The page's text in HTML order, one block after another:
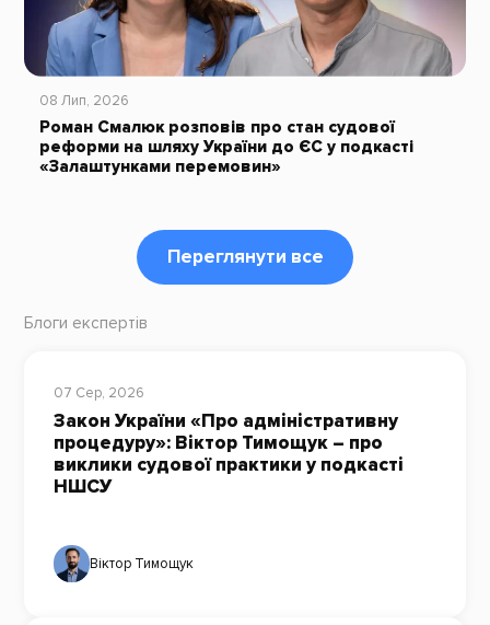
08 Лип, 2026
Роман Смалюк розповів про стан судової
реформи на шляху України до ЄС у подкасті
«Залаштунками перемовин»
Переглянути все
Блоги експертів
07 Сер, 2026
Закон України «Про адміністративну
процедуру»: Віктор Тимощук – про
виклики судової практики у подкасті
НШСУ
Віктор Тимощук